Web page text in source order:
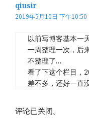
qiusir
2019年5月10日 下午10:50
以前写博客基本一
一周整理一次，后
不整理了…
看了下这个栏目，
差不多，还好一直
评论已关闭。